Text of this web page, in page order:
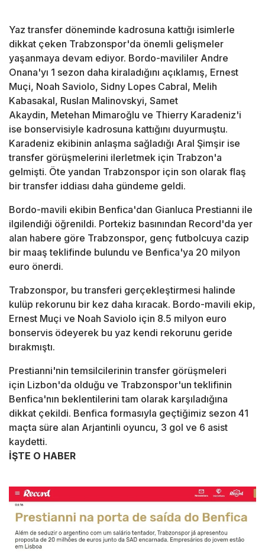
Yaz transfer döneminde kadrosuna kattığı isimlerle
dikkat çeken Trabzonspor'da önemli gelişmeler
yaşanmaya devam ediyor. Bordo-mavililer Andre
Onana'yı 1 sezon daha kiraladığını açıklamış, Ernest
Muçi, Noah Saviolo, Sidny Lopes Cabral, Melih
Kabasakal, Ruslan Malinovskyi, Samet
Akaydin, Metehan Mimaroğlu ve Thierry Karadeniz'i
ise bonservisiyle kadrosuna kattığını duyurmuştu.
Karadeniz ekibinin anlaşma sağladığı Aral Şimşir ise
transfer görüşmelerini ilerletmek için Trabzon'a
gelmişti. Öte yandan Trabzonspor için son olarak flaş
bir transfer iddiası daha gündeme geldi.
Bordo-mavili ekibin Benfica'dan Gianluca Prestianni ile
ilgilendiği öğrenildi. Portekiz basınından Record'da yer
alan habere göre Trabzonspor, genç futbolcuya cazip
bir maaş teklifinde bulundu ve Benfica'ya 20 milyon
euro önerdi.
Trabzonspor, bu transferi gerçekleştirmesi halinde
kulüp rekorunu bir kez daha kıracak. Bordo-mavili ekip,
Ernest Muçi ve Noah Saviolo için 8.5 milyon euro
bonservis ödeyerek bu yaz kendi rekorunu geride
bırakmıştı.
Prestianni'nin temsilcilerinin transfer görüşmeleri
için Lizbon'da olduğu ve Trabzonspor'un teklifinin
Benfica'nın beklentilerini tam olarak karşıladığına
dikkat çekildi. Benfica formasıyla geçtiğimiz sezon 41
maçta süre alan Arjantinli oyuncu, 3 gol ve 6 asist
kaydetti.
İŞTE O HABER